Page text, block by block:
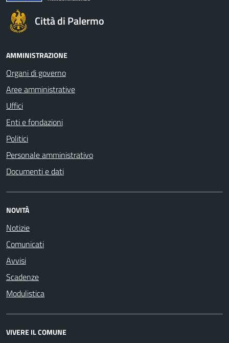
Città di Palermo
AMMINISTRAZIONE
Organi di governo
Aree amministrative
Uffici
Enti e fondazioni
Politici
Personale amministrativo
Documenti e dati
NOVITÀ
Notizie
Comunicati
Avvisi
Scadenze
Modulistica
VIVERE IL COMUNE